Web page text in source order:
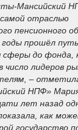
Мансийский
отраслью
пенсионного
годы прошёл
сферы до фонда,
число лидеров
–
НПФ»
лет назад
как
государство